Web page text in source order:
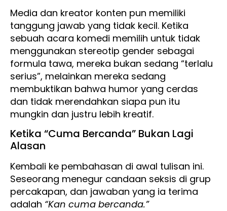
Media dan kreator konten pun memiliki
tanggung jawab yang tidak kecil. Ketika
sebuah acara komedi memilih untuk tidak
menggunakan stereotip gender sebagai
formula tawa, mereka bukan sedang “terlalu
serius”, melainkan mereka sedang
membuktikan bahwa humor yang cerdas
dan tidak merendahkan siapa pun itu
mungkin dan justru lebih kreatif.
Ketika “Cuma Bercanda” Bukan Lagi
Alasan
Kembali ke pembahasan di awal tulisan ini.
Seseorang menegur candaan seksis di grup
percakapan, dan jawaban yang ia terima
adalah “Kan cuma bercanda.”